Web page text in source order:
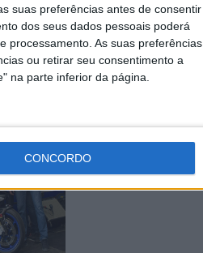
suas preferências antes de consentir
dos seus dados pessoais poderá
processamento. As suas preferências
ou retirar seu consentimento a
na parte inferior da página.
CONCORDO